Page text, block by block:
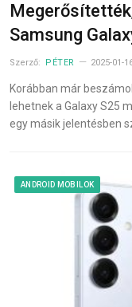
Samsung
Szerző: PÉTER 2025-01-
Korábban már
lehetnek a Galaxy S25
egy másik jelentésben
ANDROID MOBILOK